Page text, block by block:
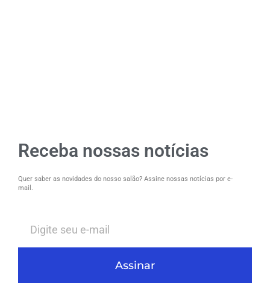
Receba nossas notícias
Quer saber as novidades do nosso salão? Assine nossas notícias por e-
mail.
Assinar